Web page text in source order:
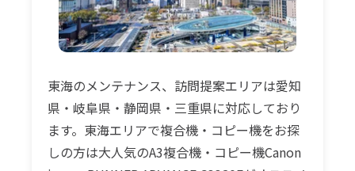
東海のメンテナンス、訪問提案エリアは愛知
県・岐阜県・静岡県・三重県に対応しており
ます。東海エリアで複合機・コピー機をお探
しの方は大人気のA3複合機・コピー機Canon